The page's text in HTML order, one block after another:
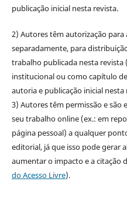
publicação inicial nesta revista.
2) Autores têm autorização
separadamente, para
trabalho publicada nesta
institucional ou como capítulo
autoria e publicação inicial nesta
3) Autores têm permissão e
seu trabalho online (ex.: em
página pessoal) a qualquer
editorial, já que isso pode gerar
aumentar o impacto e a citação
do Acesso Livre).